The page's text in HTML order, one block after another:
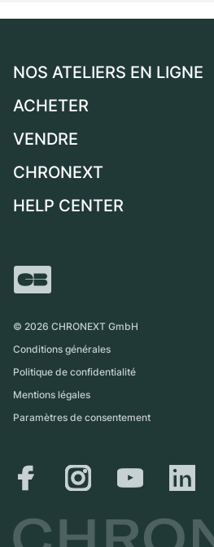
NOS ATELIERS EN LIGNE
Allemagne
Suisse
France
International
ACHETER
Toutes les montres de luxe
Independent Brands
VENDRE
Vendre une montre
CHRONEXT
Qui sommes-nous ?
Magazine
HELP CENTER
Retrait sur place
© 2026 CHRONEXT GmbH
Conditions générales
Politique de confidentialité
Mentions légales
Paramètres de consentement